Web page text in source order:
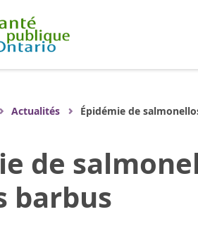
Actualités
Épidémie de
de
barbus